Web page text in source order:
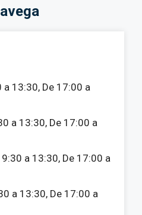
a 13:30, De 17:00 a
a 13:30, De 17:00 a
9:30 a 13:30, De 17:00 a
a 13:30, De 17:00 a